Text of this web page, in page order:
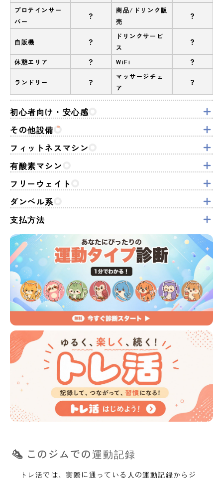
プロテインサー
バー
?
商品/ドリンク販
売
?
自販機 ?
ドリンクサービ
ス
?
休憩エリア ? WiFi ?
ランドリー ?
マッサージチェ
ア
?
初心者向け・安心感
その他設備
フィットネスマシン
有酸素マシン
フリーウェイト
ダンベル系
支払方法
このジムでの運動記録
トレ活では、実際に通っている人の運動記録からジ